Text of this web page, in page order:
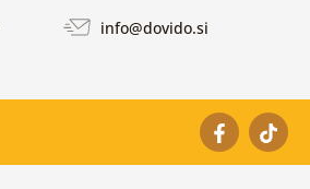
info@dovido.si